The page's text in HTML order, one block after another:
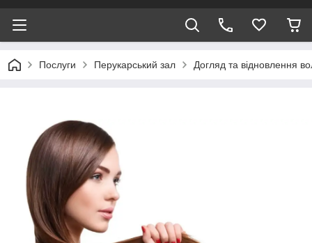
Послуги Перукарський зал Догляд та відновлення